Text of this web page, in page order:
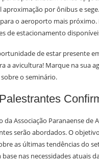
aproximação por ônibus e
o aeroporto mais próximo.
de estacionamento
de estar presente
a avicultura! Marque na sua
o seminário.
da Associação Paranaense de
serão abordados. O
as últimas tendências do
nas necessidades atuais